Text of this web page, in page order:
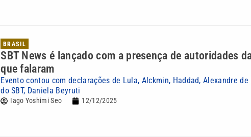
BRASIL
SBT News é lançado com a presença de autoridades
que falaram
Evento contou com declarações de Lula, Alckmin, Haddad, Alexandre
do SBT, Daniela Beyruti
Iago Yoshimi Seo 12/12/2025